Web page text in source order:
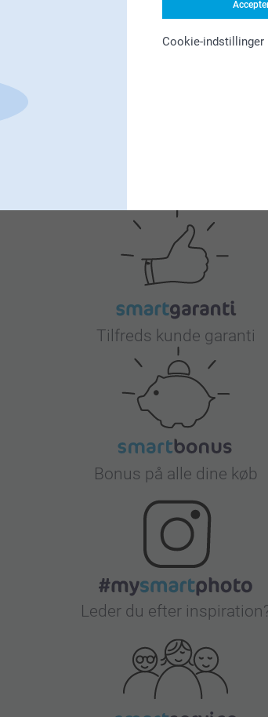
Cookie-indstillinger
Tilfreds kunde garanti
Bonus på alle dine køb
Leder du efter